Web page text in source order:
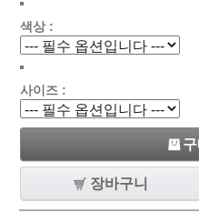
색상 :
사이즈 :
장바구니